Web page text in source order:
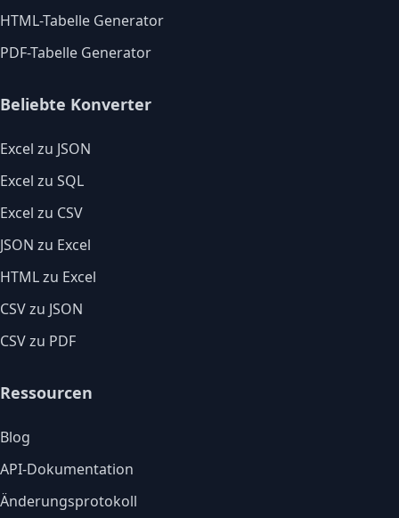
HTML-Tabelle Generator
PDF-Tabelle Generator
Beliebte Konverter
Excel zu JSON
Excel zu SQL
Excel zu CSV
JSON zu Excel
HTML zu Excel
CSV zu JSON
CSV zu PDF
Ressourcen
Blog
API-Dokumentation
Änderungsprotokoll